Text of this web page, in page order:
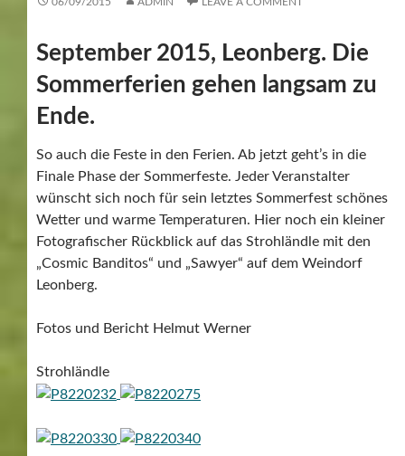
September 2015, Leonberg. Die
Sommerferien gehen langsam zu
Ende.
So auch die Feste in den Ferien. Ab jetzt geht’s in die
Finale Phase der Sommerfeste. Jeder Veranstalter
wünscht sich noch für sein letztes Sommerfest schönes
Wetter und warme Temperaturen. Hier noch ein kleiner
Fotografischer Rückblick auf das Strohländle mit den
„Cosmic Banditos“ und „Sawyer“ auf dem Weindorf
Leonberg.
Fotos und Bericht Helmut Werner
Strohländle